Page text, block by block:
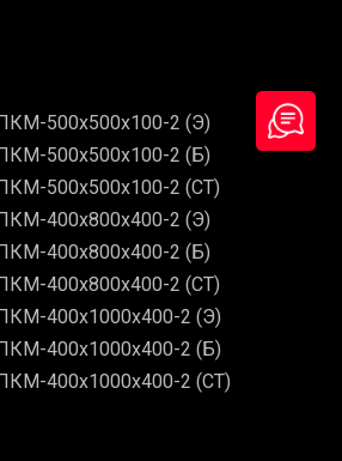
500х500х100-2 (Э)
500х500х100-2 (Б)
500х500х100-2 (СТ)
400х800х400-2 (Э)
400х800х400-2 (Б)
400х800х400-2 (СТ)
400х1000х400-2 (Э)
400х1000х400-2 (Б)
400х1000х400-2 (СТ)